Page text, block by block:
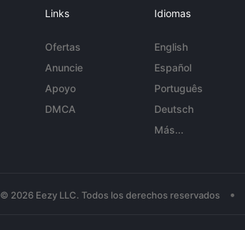
Links
Ofertas
Anuncie
Apoyo
DMCA
Idiomas
English
Español
Português
Deutsch
Más...
© 2026 Eezy LLC. Todos los derechos reservados •